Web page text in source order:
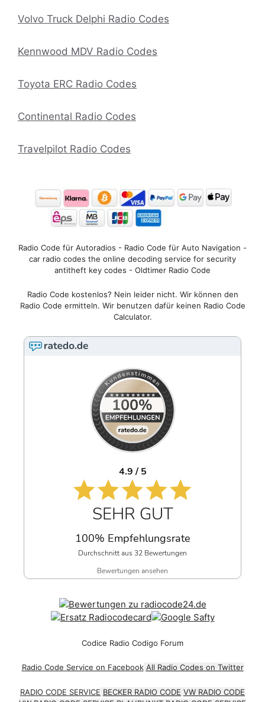
Volvo Truck Delphi Radio Codes
Kennwood MDV Radio Codes
Toyota ERC Radio Codes
Continental Radio Codes
Travelpilot Radio Codes
Radio Code für Autoradios - Radio Code für Auto Navigation -
car radio codes the online decoding service for security
antitheft key codes - Oldtimer Radio Code
Radio Code kostenlos? Nein leider nicht. Wir können den
Radio Code ermitteln. Wir benutzen dafür keinen Radio Code
Calculator.
4.9 / 5
SEHR GUT
100% Empfehlungsrate
Durchschnitt aus 32 Bewertungen
Bewertungen ansehen
Codice Radio Codigo Forum
Radio Code Service on Facebook All Radio Codes on Twitter
RADIO CODE SERVICE BECKER RADIO CODE VW RADIO CODE